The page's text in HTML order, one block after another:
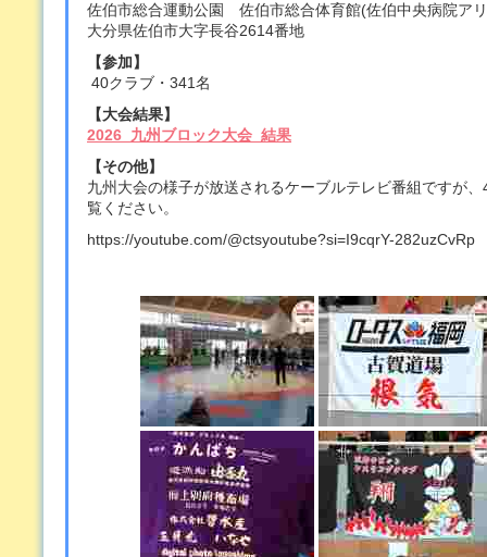
佐伯市総合運動公園 佐伯市総合体育館(佐伯中央病院ア
大分県佐伯市大字長谷2614番地
【参加】
40クラブ・341名
【大会結果】
2026_九州ブロック大会_結果
【その他】
九州大会の様子が放送されるケーブルテレビ番組ですが
覧ください。
https://youtube.com/@ctsyoutube?si=I9cqrY-282uzCvRp